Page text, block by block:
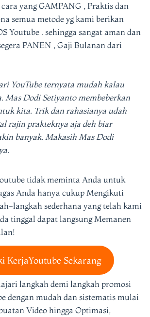
yang GAMPANG , Praktis dan
semua metode yg kami berikan
Youtube . sehingga sangat aman dan
PANEN , Gaji Bulanan dari
YouTube ternyata mudah kalau
Mas Dodi Setiyanto membeberkan
kita. Trik dan rahasianya udah
rajin prakteknya aja deh biar
banyak. Makasih Mas Dodi
tidak meminta Anda untuk
Anda hanya cukup Mengikuti
langkah sederhana yang telah kami
tinggal dapat langsung Memanen
KerjaYoutube Sekarang
langkah demi langkah promosi
dengan mudah dan sistematis mulai
Video hingga Optimasi,